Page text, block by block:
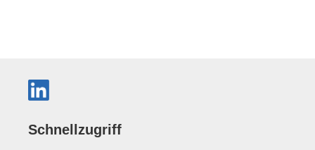
Schnellzugriff